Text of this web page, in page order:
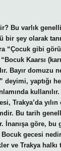
Bu varlık
bir şey olarak
“Çocuk gibi
Kaarsı
Bayır domuzu
yaptığı
Trakya’da
Bu tarih
İnanışa göre, bu
gecesi
ve Trakya halkı